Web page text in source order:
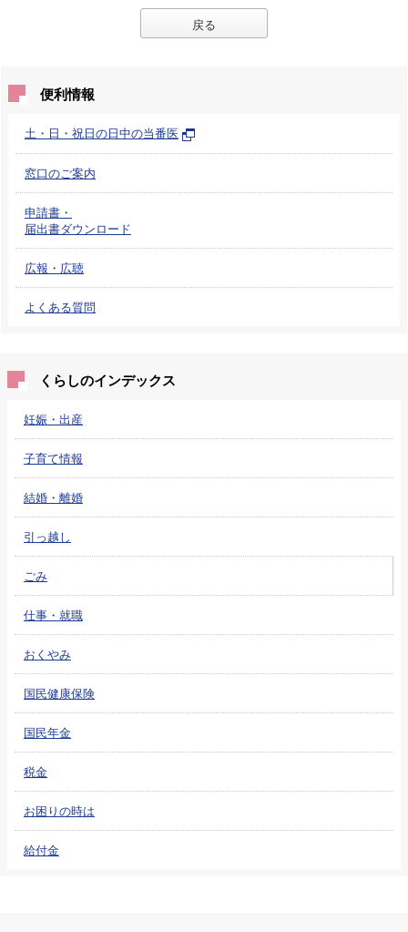
戻る
便利情報
土・日・祝日の日中の当番医
窓口のご案内
申請書・
届出書ダウンロード
広報・広聴
よくある質問
くらしのインデックス
妊娠・出産
子育て情報
結婚・離婚
引っ越し
ごみ
仕事・就職
おくやみ
国民健康保険
国民年金
税金
お困りの時は
給付金